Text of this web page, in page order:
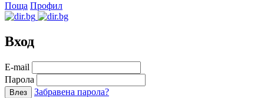
Поща Профил
Вход
Е-mail
Парола
Забравена парола?